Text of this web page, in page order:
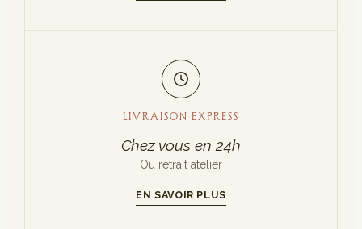
LIVRAISON EXPRESS
Chez vous en 24h
Ou retrait atelier
EN SAVOIR PLUS